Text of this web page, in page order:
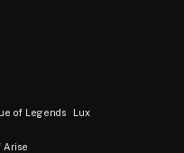
of Legends Lux
Arise